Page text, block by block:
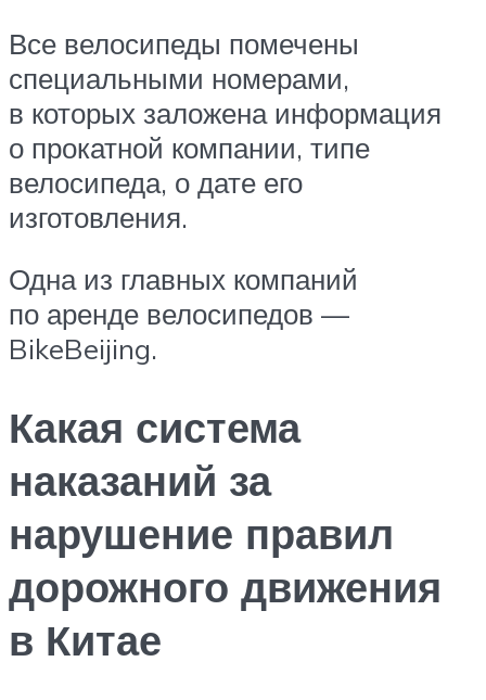
Все велосипеды помечены
специальными номерами,
в которых заложена информация
о прокатной компании, типе
велосипеда, о дате его
изготовления.
Одна из главных компаний
по аренде велосипедов —
BikeBeijing.
Какая система
наказаний за
нарушение правил
дорожного движения
в Китае